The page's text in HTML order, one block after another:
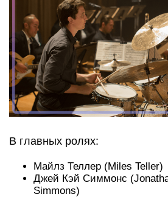
В главных ролях:
Майлз Теллер (Miles Teller)
Джей Кэй Симмонс
Simmons)